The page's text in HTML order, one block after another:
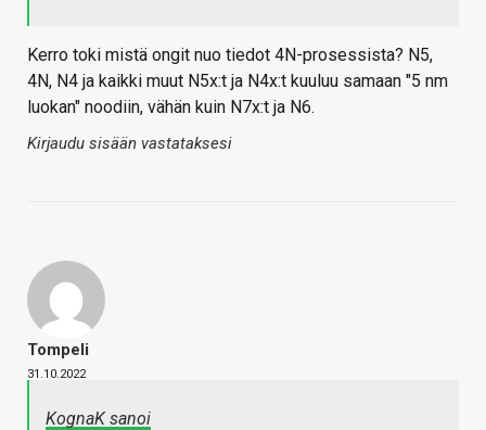
Kerro toki mistä ongit nuo tiedot 4N-prosessista? N5,
4N, N4 ja kaikki muut N5x:t ja N4x:t kuuluu samaan "5 nm
luokan" noodiin, vähän kuin N7x:t ja N6.
Kirjaudu sisään vastataksesi
Tompeli
31.10.2022
KognaK sanoi